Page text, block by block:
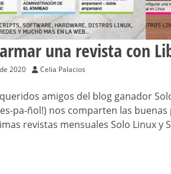
una revista con
2020 Celia Palacios
amigos del blog ganador
es-pa-ñol!) nos comparten las
revistas mensuales Solo Linux y